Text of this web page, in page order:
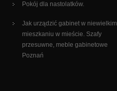
Pokój dla nastolatków.
Jak urządzić gabinet w niewielkim
mieszkaniu w mieście. Szafy
przesuwne, meble gabinetowe
Poznań